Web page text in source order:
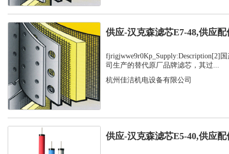
供应-汉克森滤芯E7-48,供应配
fjrigjwwe9r0Kp_Supply:Description[2]
司生产的替代原厂品牌滤芯，其过...
杭州佳洁机电设备有限公司
供应-汉克森滤芯E5-40,供应配